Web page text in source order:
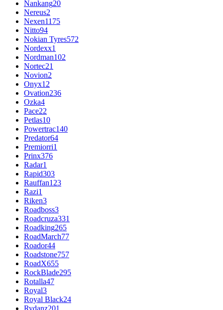
Nankang20
Nereus2
Nexen1175
Nitto94
Nokian Tyres572
Nordexx1
Nordman102
Nortec21
Novion2
Onyx12
Ovation236
Ozka4
Pace22
Petlas10
Powertrac140
Predator64
Premiorri1
Prinx376
Radar1
Rapid303
Rauffan123
Razi1
Riken3
Roadboss3
Roadcruza331
Roadking265
RoadMarch77
Roador44
Roadstone757
RoadX655
RockBlade295
Rotalla47
Royal3
Royal Black24
Rydanz201